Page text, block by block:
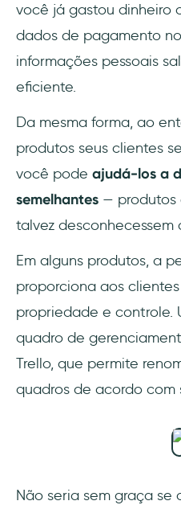
você já gastou dinheiro
dados de pagamento
informações pessoais
eficiente.
Da mesma forma, ao
produtos seus clientes
você pode ajudá-los a
semelhantes — produtos
talvez desconhecessem
Em alguns produtos, a
proporciona aos
propriedade e controle.
quadro de
Trello, que permite
quadros de acordo com
Não seria sem graça se